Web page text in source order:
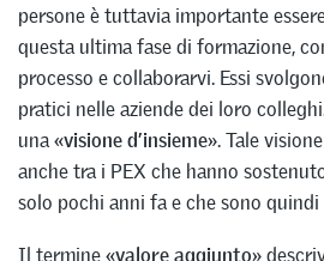
persone è tuttavia importante
questa ultima fase di formazione,
processo e collaborarvi. Essi
pratici nelle aziende dei loro
una«visione d’insieme». Tale
anche tra i PEX che hanno
solo pochi anni fa e che sono
Il termine«valore aggiunto»